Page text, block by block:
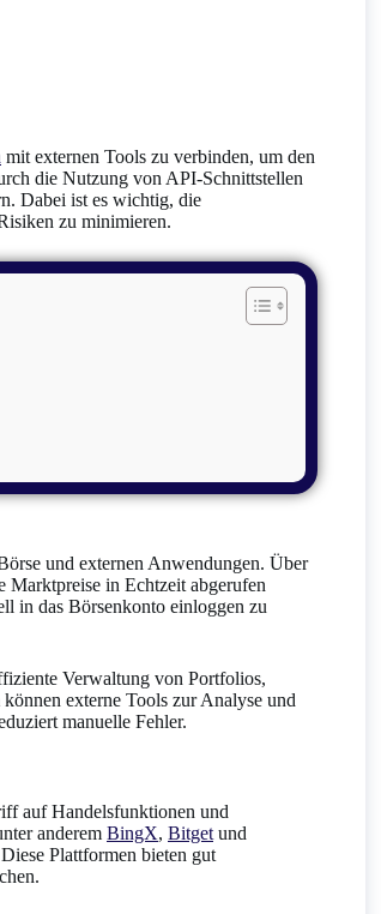
mit externen Tools zu verbinden, um den
die Nutzung von API-Schnittstellen
Dabei ist es wichtig, die
zu minimieren.
und externen Anwendungen. Über
Marktpreise in Echtzeit abgerufen
in das Börsenkonto einloggen zu
Verwaltung von Portfolios,
externe Tools zur Analyse und
manuelle Fehler.
auf Handelsfunktionen und
anderem BingX, Bitget und
Plattformen bieten gut